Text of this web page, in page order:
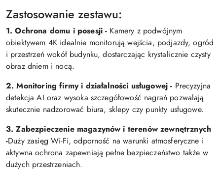
Zastosowanie zestawu:
1. Ochrona domu i posesji - Kamery z podwójnym
obiektywem 4K idealnie monitorują wejścia, podjazdy, ogród
i przestrzeń wokół budynku, dostarczając krystalicznie czysty
obraz dniem i nocą.
2. Monitoring firmy i działalności usługowej - Precyzyjna
detekcja AI oraz wysoka szczegółowość nagrań pozwalają
skutecznie nadzorować biura, sklepy czy punkty usługowe.
3. Zabezpieczenie magazynów i terenów zewnętrznych
-Duży zasięg Wi-Fi, odporność na warunki atmosferyczne i
aktywna ochrona zapewniają pełne bezpieczeństwo także w
dużych przestrzeniach.